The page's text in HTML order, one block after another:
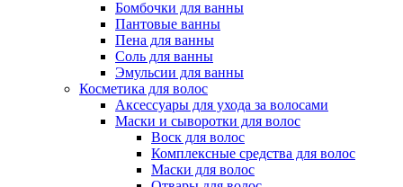
Бомбочки для ванны
Пантовые ванны
Пена для ванны
Соль для ванны
Эмульсии для ванны
Косметика для волос
Аксессуары для ухода за волосами
Маски и сыворотки для волос
Воск для волос
Комплексные средства для волос
Маски для волос